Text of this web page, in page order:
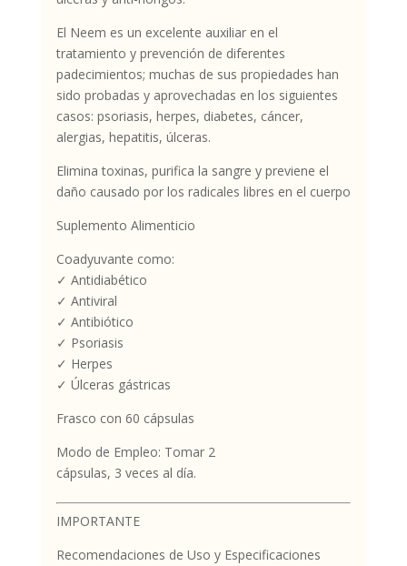
El Neem es un excelente auxiliar en el
tratamiento y prevención de diferentes
padecimientos; muchas de sus propiedades han
sido probadas y aprovechadas en los siguientes
casos: psoriasis, herpes, diabetes, cáncer,
alergias, hepatitis, úlceras.
Elimina toxinas, purifica la sangre y previene el
daño causado por los radicales libres en el cuerpo
Suplemento Alimenticio
Coadyuvante como:
✓ Antidiabético
✓ Antiviral
✓ Antibiótico
✓ Psoriasis
✓ Herpes
✓ Úlceras gástricas
Frasco con 60 cápsulas
Modo de Empleo: Tomar 2
cápsulas, 3 veces al día.
IMPORTANTE
Recomendaciones de Uso y Especificaciones